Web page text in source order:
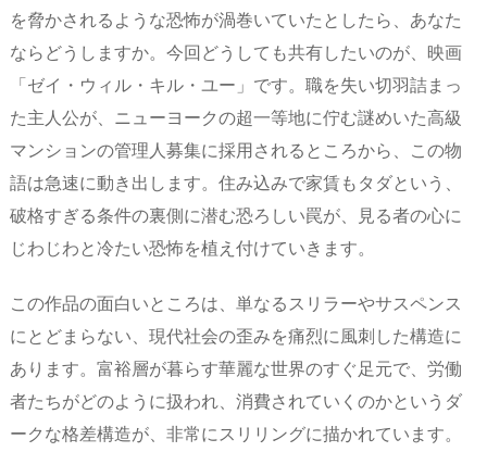
を脅かされるような恐怖が渦巻いていたとしたら、あなた
ならどうしますか。今回どうしても共有したいのが、映画
「ゼイ・ウィル・キル・ユー」です。職を失い切羽詰まっ
た主人公が、ニューヨークの超一等地に佇む謎めいた高級
マンションの管理人募集に採用されるところから、この物
語は急速に動き出します。住み込みで家賃もタダという、
破格すぎる条件の裏側に潜む恐ろしい罠が、見る者の心に
じわじわと冷たい恐怖を植え付けていきます。
この作品の面白いところは、単なるスリラーやサスペンス
にとどまらない、現代社会の歪みを痛烈に風刺した構造に
あります。富裕層が暮らす華麗な世界のすぐ足元で、労働
者たちがどのように扱われ、消費されていくのかというダ
ークな格差構造が、非常にスリリングに描かれています。